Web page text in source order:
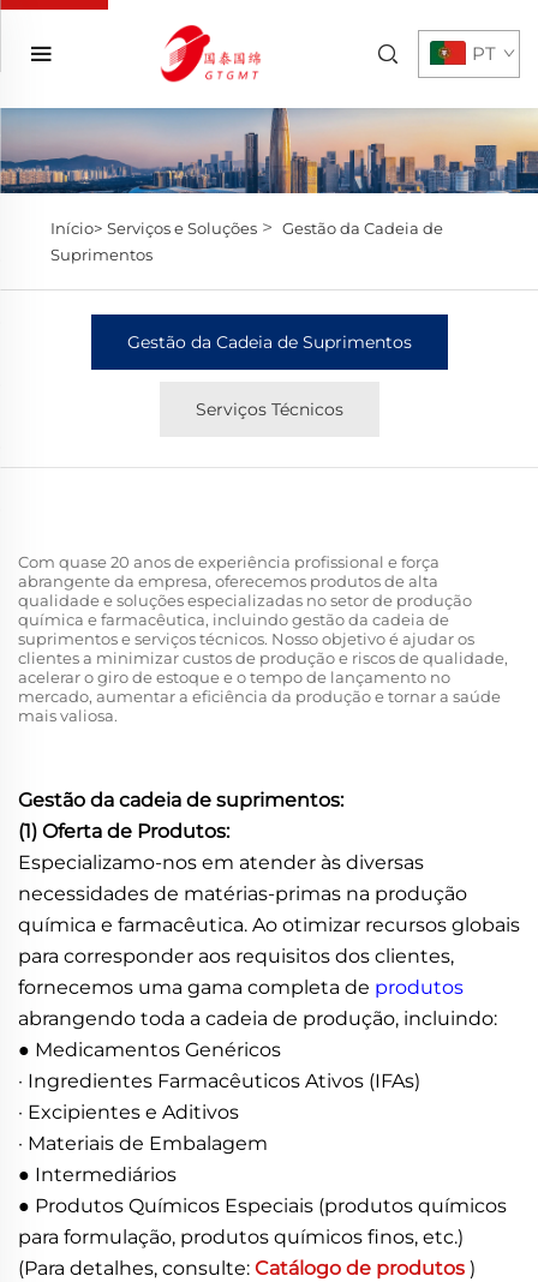
PT
Início> Serviços e Soluções> Gestão da Cadeia de
Suprimentos
Gestão da Cadeia de Suprimentos
Serviços Técnicos
Com quase 20 anos de experiência profissional e força
abrangente da empresa, oferecemos produtos de alta
qualidade e soluções especializadas no setor de produção
química e farmacêutica, incluindo gestão da cadeia de
suprimentos e serviços técnicos. Nosso objetivo é ajudar os
clientes a minimizar custos de produção e riscos de qualidade,
acelerar o giro de estoque e o tempo de lançamento no
mercado, aumentar a eficiência da produção e tornar a saúde
mais valiosa.
Gestão da cadeia de suprimentos:
(1) Oferta de Produtos:
Especializamo-nos em atender às diversas
necessidades de matérias-primas na produção
química e farmacêutica. Ao otimizar recursos globais
para corresponder aos requisitos dos clientes,
fornecemos uma gama completa de produtos
abrangendo toda a cadeia de produção, incluindo:
● Medicamentos Genéricos
· Ingredientes Farmacêuticos Ativos (IFAs)
· Excipientes e Aditivos
· Materiais de Embalagem
● Intermediários
● Produtos Químicos Especiais (produtos químicos
para formulação, produtos químicos finos, etc.)
(Para detalhes, consulte: Catálogo de produtos )